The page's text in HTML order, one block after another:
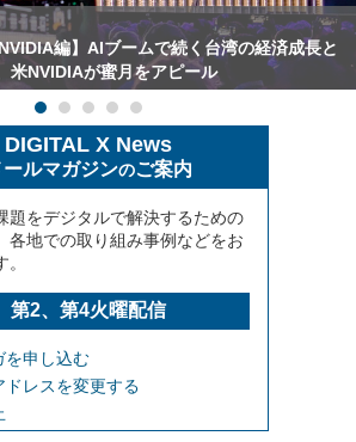
編】AIブームで続く台湾の経済成長と
米NVIDIAが蜜月をアピール
DIGITAL X News
ールマガジンのご案内
題をデジタルで解決するための
各地での取り組み事例などをお
第2、第4火曜配信
を申し込む
ドレスを変更する